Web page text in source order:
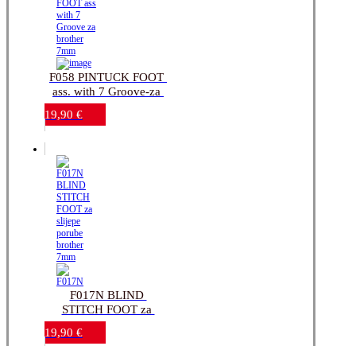
F058 PINTUCK FOOT
ass. with 7 Groove-za
brother 7mm
19,90 €
F017N BLIND
STITCH FOOT za
slijepe porube-brother
19,90 €